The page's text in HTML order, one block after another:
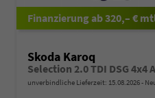
ab 320,– €
Skoda Karoq
unverbindliche Lieferzeit: 15.08.2026